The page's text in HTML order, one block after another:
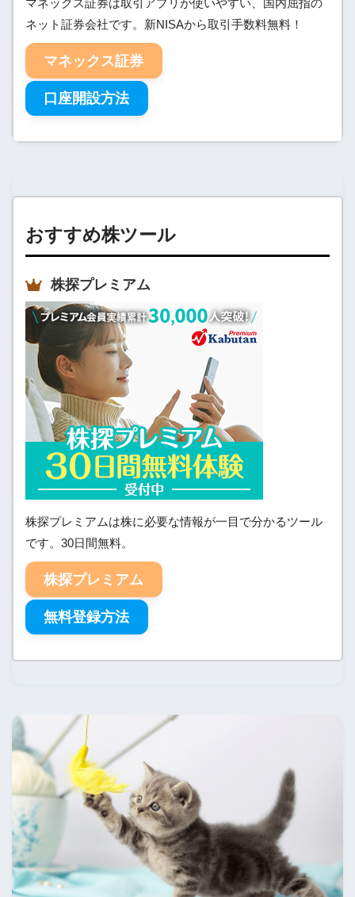
マネックス証券は取引アプリが使いやすい、国内屈指の
ネット証券会社です。新NISAから取引手数料無料！
マネックス証券
口座開設方法
おすすめ株ツール
株探プレミアム
株探プレミアムは株に必要な情報が一目で分かるツール
です。30日間無料。
株探プレミアム
無料登録方法